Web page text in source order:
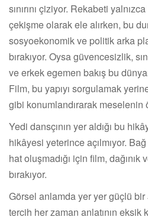
sınırını çiziyor. Rekabeti
çekişme olarak ele alırken, bu
sosyoekonomik ve politik arka
bırakıyor. Oysa güvencesizlik,
ve erkek egemen bakış bu
Film, bu yapıyı sorgulamak
gibi konumlandırarak meselenin
Yedi dansçının yer aldığı bu
hikâyesi yeterince açılmıyor.
hat oluşmadığı için film,
bırakıyor.
Görsel anlamda yer yer güçlü
tercih her zaman anlatının eksik